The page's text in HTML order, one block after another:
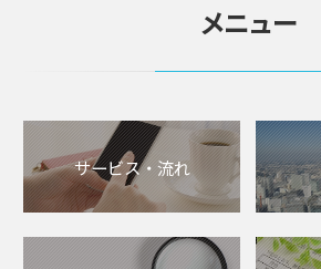
メニュー
サービス・流れ